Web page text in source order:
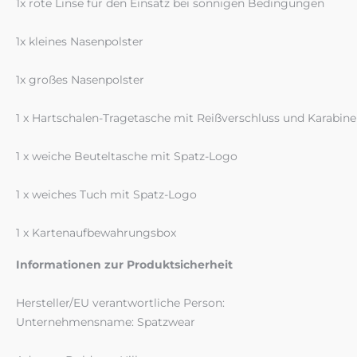
1x kleines Nasenpolster
1x großes Nasenpolster
1 x Hartschalen-Tragetasche mit Reißverschluss und
1 x weiche Beuteltasche mit Spatz-Logo
1 x weiches Tuch mit Spatz-Logo
1 x Kartenaufbewahrungsbox
Informationen zur Produktsicherheit
Hersteller/EU verantwortliche Person:
Unternehmensname: Spatzwear